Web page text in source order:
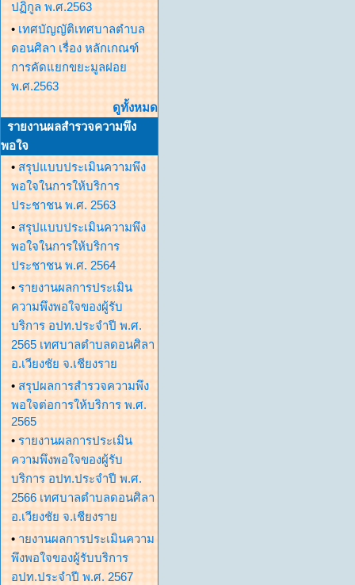
ปฏิกูล พ.ศ.2563
• เทศบัญญัติเทศบาลตำบล
ดอนศิลา เรื่อง หลักเกณฑ์
การคัดแยกขยะมูลฝอย
พ.ศ.2563
ดูทั้งหมด
รายงานผลสำรวจความพึง
พอใจ
• สรุปแบบประเมินความพึง
พอใจในการให้บริการ
ประชาชน พ.ศ. 2563
• สรุปแบบประเมินความพึง
พอใจในการให้บริการ
ประชาชน พ.ศ. 2564
• รายงานผลการประเมิน
ความพึงพอใจของผู้รับ
บริการ อปท.ประจำปี พ.ศ.
2565 เทศบาลตำบลดอนศิลา
อ.เวียงชัย จ.เชียงราย
• สรุปผลการสำรวจความพึง
พอใจต่อการให้บริการ พ.ศ.
2565
• รายงานผลการประเมิน
ความพึงพอใจของผู้รับ
บริการ อปท.ประจำปี พ.ศ.
2566 เทศบาลตำบลดอนศิลา
อ.เวียงชัย จ.เชียงราย
• ายงานผลการประเมินความ
พึงพอใจของผู้รับบริการ
อปท.ประจำปี พ.ศ. 2567